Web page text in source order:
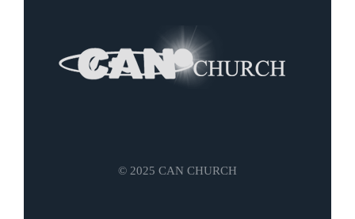
© 2025 CAN CHURCH